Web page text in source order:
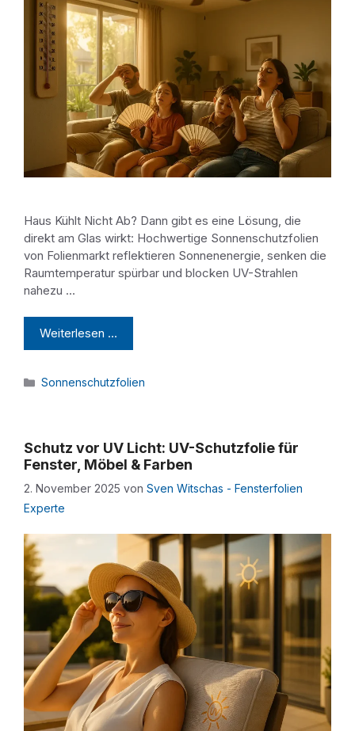
Haus Kühlt Nicht Ab? Dann gibt es eine Lösung, die
direkt am Glas wirkt: Hochwertige Sonnenschutzfolien
von Folienmarkt reflektieren Sonnenenergie, senken die
Raumtemperatur spürbar und blocken UV-Strahlen
nahezu …
Weiterlesen …
Kategorien
Sonnenschutzfolien
Schutz vor UV Licht: UV-Schutzfolie für
Fenster, Möbel & Farben
2. November 2025 von Sven Witschas - Fensterfolien
Experte